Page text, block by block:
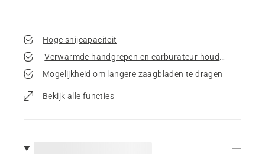
Hoge snijcapaciteit
Verwarmde handgrepen en carburateur houden u
Mogelijkheid om langere zaagbladen te dragen
Bekijk alle functies